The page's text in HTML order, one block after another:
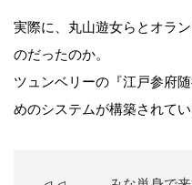
実際に、丸山遊女らとオラ
のだったのか。
ツュンベリーの『江戸参府
めのシステムが構築されてい